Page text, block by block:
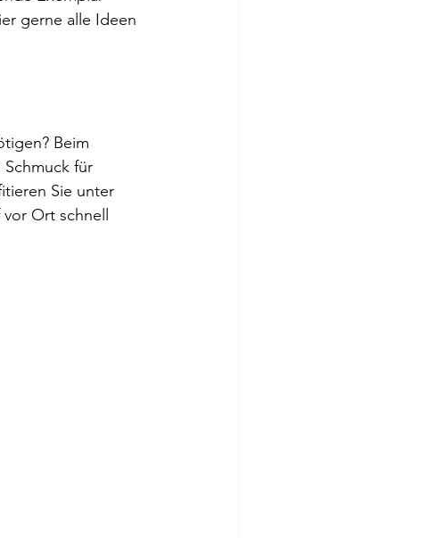
gerne alle Ideen
Beim
für
Sie unter
Ort schnell